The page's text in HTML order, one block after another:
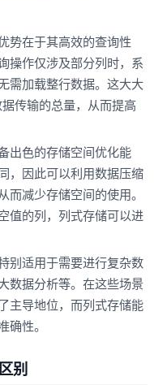
势在于其高效的查询性
操作仅涉及部分列时，系
需加载整行数据。这大大
传输的总量，从而提高
出色的存储空间优化能
，因此可以利用数据压缩
而减少存储空间的使用。
值的列，列式存储可以进
别适用于需要进行复杂数
数据分析等。在这些场景
主导地位，而列式存储能
确性。
别